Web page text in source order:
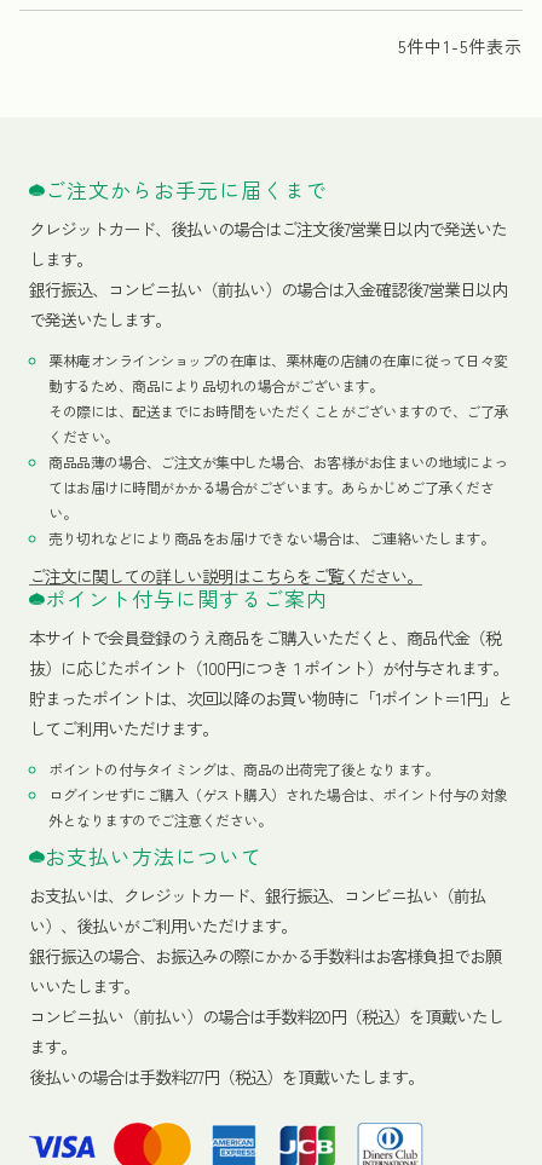
5件中1 -5件表示
ご注文からお手元に届くまで
クレジットカード、 後払いの場合はご注文後7営業日以内で発送いた
します。
銀行振込、コンビニ払い（前払い）の場合は入金確認後7営業日以内
で発送いたします。
栗林庵オンラインショップの在庫は、栗林庵の店舗の在庫に従って日々変
動するため、商品により品切れの場合がございます。
その際には、配送までにお時間をいただくことがございますので、ご了承
ください。
商品品薄の場合、ご注文が集中した場合、お客様がお住まいの地域によっ
てはお届けに時間がかかる場合がございます。あらかじめご了承くださ
い。
売り切れなどにより商品をお届けできない場合は、ご連絡いたします。
ご注文に関しての詳しい説明はこちらをご覧ください。
ポイント付与に関するご案内
本サイトで会員登録のうえ商品をご購入いただくと、商品代金（税
抜）に応じたポイント（100円につき１ポイント）が付与されます。
貯まったポイントは、次回以降のお買い物時に「1ポイント＝1円」と
してご利用いただけます。
ポイントの付与タイミングは、商品の出荷完了後となります。
ログインせずにご購入（ゲスト購入）された場合は、ポイント付与の対象
外となりますのでご注意ください。
お支払い方法について
お支払いは、クレジットカード、銀行振込、コンビニ払い（前払
い）、後払いがご利用いただけます。
銀行振込の場合、お振込みの際にかかる手数料はお客様負担でお願
いいたします。
コンビニ払い（前払い）の場合は手数料220円（税込）を頂戴いたし
ます。
後払いの場合は手数料277円（税込）を頂戴いたします。